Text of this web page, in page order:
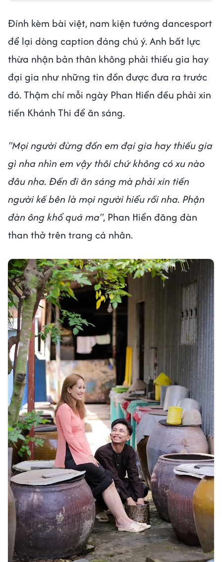
Đính kèm bài việt, nam kiện tướng dancesport
để lại dòng caption đáng chú ý. Anh bất lực
thừa nhận bản thân không phải thiếu gia hay
đại gia như những tin đồn được đưa ra trước
đó. Thậm chí mỗi ngày Phan Hiển đều phải xin
tiền Khánh Thi để ăn sáng.
"Mọi người đừng đồn em đại gia hay thiếu gia
gì nha nhìn em vậy thôi chứ không có xu nào
đâu nha. Đến đi ăn sáng mà phải xin tiền
người kế bên là mọi người hiểu rồi nha. Phận
đàn ông khổ quá ma", Phan Hiển đăng đàn
than thở trên trang cá nhân.